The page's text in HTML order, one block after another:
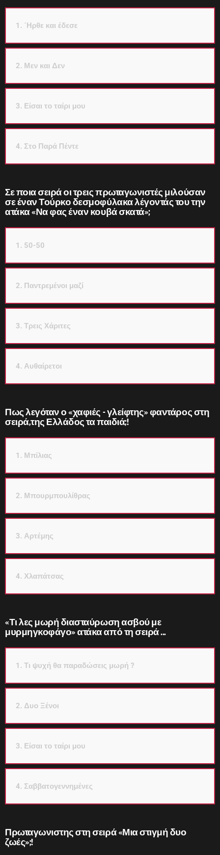
1. ´Ηρθε και έδεσε
2. Μεν και Δεν
3. Είσαι το ταίρι μου
4. Στο Παρά Πέντε
Σε ποια σειρά οι τρεις πρωταγωνιστές μιλούσαν
σε έναν Τούρκο δεσμοφύλακα λέγοντάς του την
ατάκα «Να φας έναν κουβά σκατά»;
1. 50-50
2. Παντρεμένοι μαζί
3. Τρεις Χάριτες
4. Αυθαίρετοι
Πως λεγόταν ο «χαφιές - γλείφτης» φαντάρος στη
σειρά,της Ελλάδος τα παιδιά;!
1. Μπίλιας
2. Μπουρμπουλίθρας
3. Αρτέμης
4. Χλαπάτσας
«Τι λες μωρή διασταύρωση ασβού με
μυρμηγκοφάγο» ατάκα από τη σειρά ...
1. Τι ψυχή θα παραδώσεις μωρή ?
2. Δυο Ξένοι
3. Είσαι το ταίρι μου
4. Σαββατογεννημένες
Πρωταγωνιστης στη σειρά «Μια στιγμή δυο
ζωές»;!